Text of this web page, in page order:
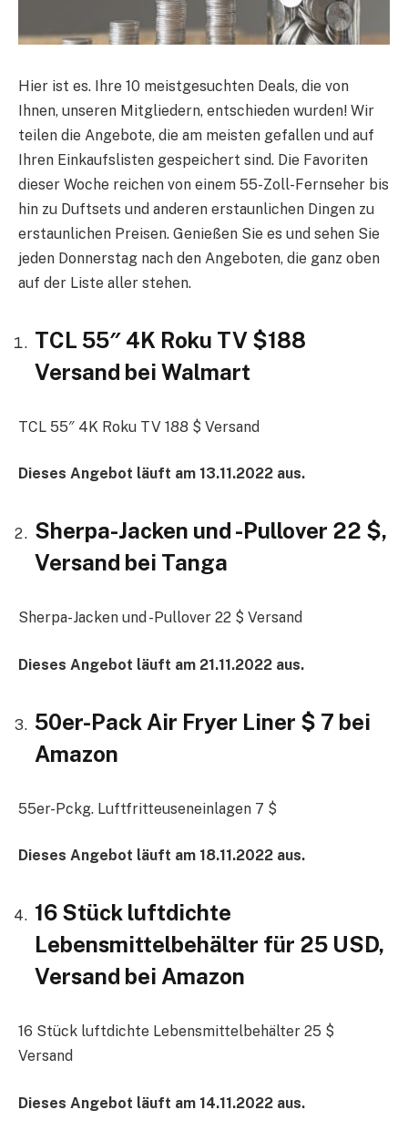
Hier ist es. Ihre 10 meistgesuchten Deals, die von
Ihnen, unseren Mitgliedern, entschieden wurden! Wir
teilen die Angebote, die am meisten gefallen und auf
Ihren Einkaufslisten gespeichert sind. Die Favoriten
dieser Woche reichen von einem 55-Zoll-Fernseher bis
hin zu Duftsets und anderen erstaunlichen Dingen zu
erstaunlichen Preisen. Genießen Sie es und sehen Sie
jeden Donnerstag nach den Angeboten, die ganz oben
auf der Liste aller stehen.
TCL 55″ 4K Roku TV $188
Versand bei Walmart
TCL 55″ 4K Roku TV 188 $ Versand
Dieses Angebot läuft am 13.11.2022 aus.
Sherpa-Jacken und -Pullover 22 $,
Versand bei Tanga
Sherpa-Jacken und -Pullover 22 $ Versand
Dieses Angebot läuft am 21.11.2022 aus.
50er-Pack Air Fryer Liner $ 7 bei
Amazon
55er-Pckg. Luftfritteuseneinlagen 7 $
Dieses Angebot läuft am 18.11.2022 aus.
16 Stück luftdichte
Lebensmittelbehälter für 25 USD,
Versand bei Amazon
16 Stück luftdichte Lebensmittelbehälter 25 $
Versand
Dieses Angebot läuft am 14.11.2022 aus.